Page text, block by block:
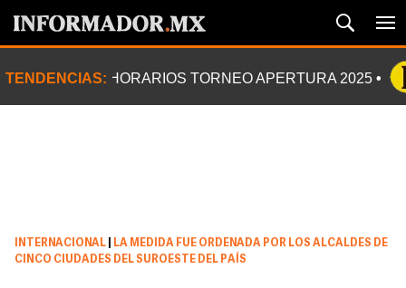
TENDENCIAS: HORARIOS TORNEO APERTURA 2025
INTERNACIONAL
LA MEDIDA FUE ORDENADA POR LOS ALCALDES DE
CINCO CIUDADES DEL SUROESTE DEL PAÍS